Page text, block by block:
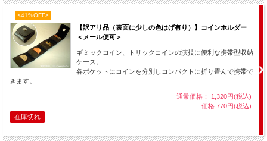
<41%OFF>
【訳アリ品（表面に少しの色はげ有り）】コインホルダー
＜メール便可＞
ギミックコイン、トリックコインの演技に便利な携帯型収納
ケース。
各ポケットにコインを分別しコンパクトに折り畳んで携帯で
きます。
通常価格： 1,320円(税込)
価格:770円(税込)
在庫切れ